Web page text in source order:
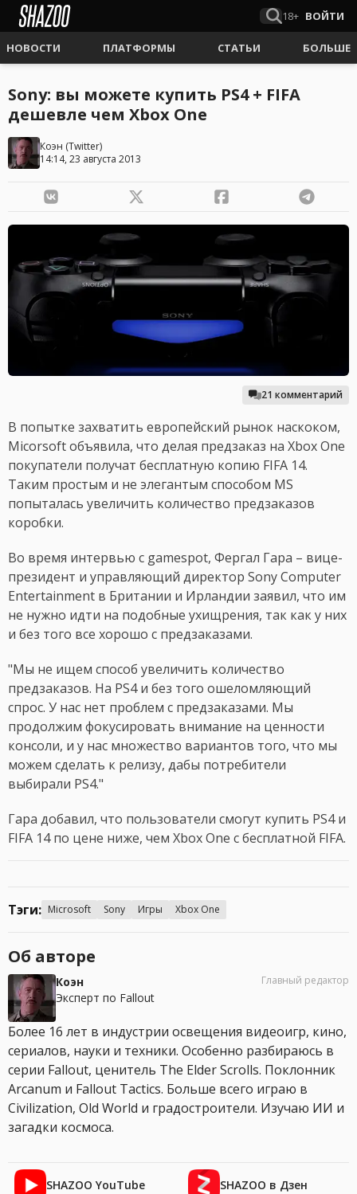
18+ ВОЙТИ
НОВОСТИ ПЛАТФОРМЫ СТАТЬИ БОЛЬШЕ
Sony: вы можете купить PS4 + FIFA
дешевле чем Xbox One
Коэн (Twitter)
14:14, 23 августа 2013
21 комментарий
В попытке захватить европейский рынок наскоком,
Micorsoft объявила, что делая предзаказ на Xbox One
покупатели получат бесплатную копию FIFA 14.
Таким простым и не элегантым способом MS
попыталась увеличить количество предзаказов
коробки.
Во время интервью с gamespot, Фергал Гара – вице-
президент и управляющий директор Sony Computer
Entertainment в Британии и Ирландии заявил, что им
не нужно идти на подобные ухищрения, так как у них
и без того все хорошо с предзаказами.
"Мы не ищем способ увеличить количество
предзаказов. На PS4 и без того ошеломляющий
спрос. У нас нет проблем с предзаказами. Мы
продолжим фокусировать внимание на ценности
консоли, и у нас множество вариантов того, что мы
можем сделать к релизу, дабы потребители
выбирали PS4."
Гара добавил, что пользователи смогут купить PS4 и
FIFA 14 по цене ниже, чем Xbox One с бесплатной FIFA.
Тэги: Microsoft Sony Игры Xbox One
Об авторе
Коэн
Эксперт по Fallout
Главный редактор
Более 16 лет в индустрии освещения видеоигр, кино,
сериалов, науки и техники. Особенно разбираюсь в
серии Fallout, ценитель The Elder Scrolls. Поклонник
Arcanum и Fallout Tactics. Больше всего играю в
Civilization, Old World и градостроители. Изучаю ИИ и
загадки космоса.
SHAZOO YouTube SHAZOO в Дзен